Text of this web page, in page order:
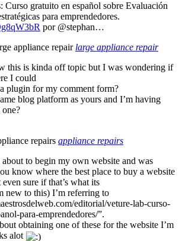
Curso gratuito en español sobre Evaluación
para emprendedores.
por @stephan…
large appliance repair
this is kinda off topic but I was wondering if
I could
plugin for my comment form?
blog platform as yours and I’m having
appliance repairs
to begin my own website and was
know where the best place to buy a website
sure if that’s what its
new to this) I’m referring to
editorial/veture-lab-curso-
para-emprendedores/”.
obtaining one of these for the website I’m
alot